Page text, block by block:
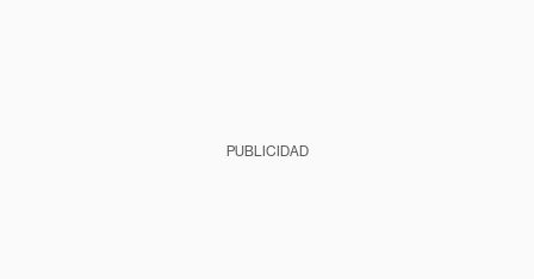
PUBLICIDAD